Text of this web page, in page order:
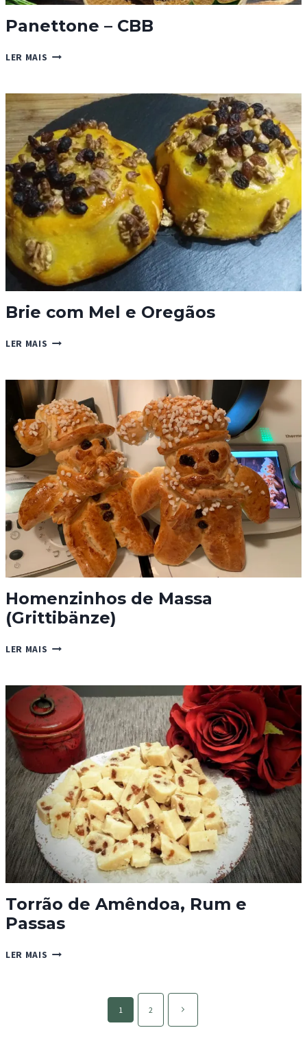
Panettone – CBB
LER MAIS PANETTONE
Brie com Mel e Oregãos
LER MAIS BRIE
E
OREGÃOS
Homenzinhos de Massa
(Grittibänze)
LER MAIS HOMENZINHOS
(GRITTIBÄNZE)
Torrão de Amêndoa, Rum e
Passas
LER MAIS TORRÃO
1 2
Página
seguinte